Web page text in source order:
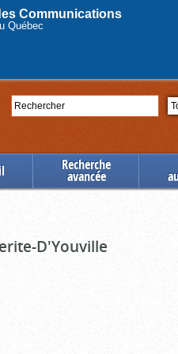
Communications
Québec
Rechercher
Recherche
avancée
D'Youville